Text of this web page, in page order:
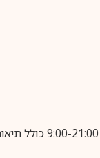
בביצוע הזמנה עד השעה 10:00 בימים א-